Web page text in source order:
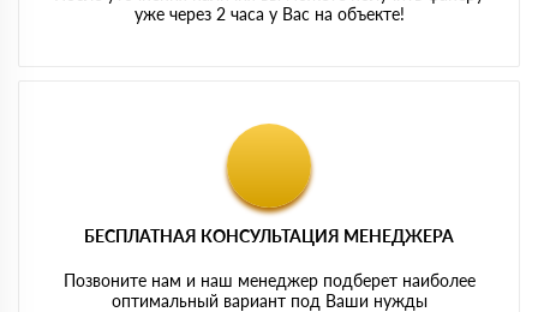
уже через 2 часа у Вас на объекте!
БЕСПЛАТНАЯ КОНСУЛЬТАЦИЯ МЕНЕДЖЕРА
Позвоните нам и наш менеджер подберет наиболее
оптимальный вариант под Ваши нужды